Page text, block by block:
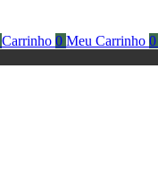
Carrinho 0 Meu Carrinho 0